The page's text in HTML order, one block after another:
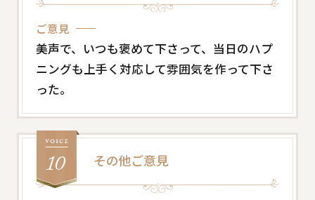
ご意見
美声で、いつも褒めて下さって、当日のハプ
ニングも上手く対応して雰囲気を作って下さ
った。
その他ご意見